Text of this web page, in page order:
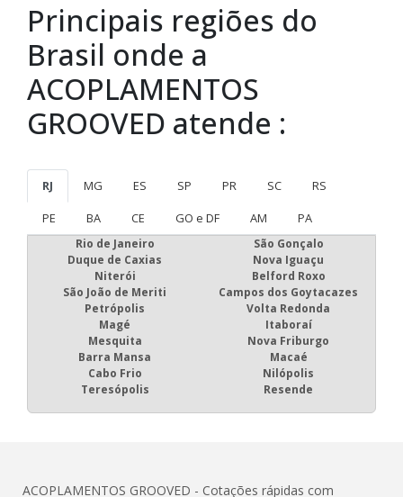
Principais regiões do
Brasil onde a
ACOPLAMENTOS
GROOVED atende :
RJ MG ES SP PR SC
RS
PE
BA CE GO e DF AM PA
Rio de Janeiro
São Gonçalo
Duque de Caxias
Nova Iguaçu
Niterói
Belford Roxo
São João de Meriti
Campos dos Goytacazes
Petrópolis
Volta Redonda
Magé
Itaboraí
Mesquita
Nova Friburgo
Barra Mansa
Macaé
Cabo Frio
Nilópolis
Teresópolis
Resende
ACOPLAMENTOS GROOVED - Cotações rápidas com